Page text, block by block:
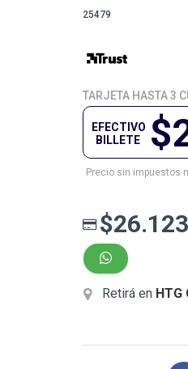
25479
TARJETA HASTA 3
EFECTIVO
BILLETE
Precio sin impuestos
$26.123
Retirá en